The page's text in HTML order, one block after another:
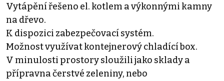
Vytápění řešeno el. kotlem a výkonnými kamny
na dřevo.
K dispozici zabezpečovací systém.
Možnost využívat kontejnerový chladící box.
V minulosti prostory sloužili jako sklady a
přípravna čerstvé zeleniny, nebo